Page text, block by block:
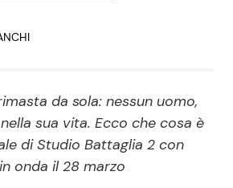
Reality e Talent
Soap Opera
da sola: nessun uomo,
sua vita. Ecco che cosa è
di Studio Battaglia 2 con
onda il 28 marzo